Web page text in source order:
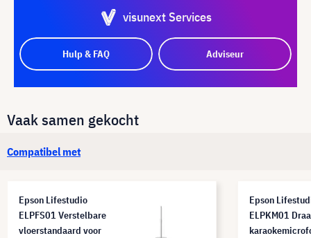
visunext Services
Hulp & FAQ Adviseur
Vaak samen gekocht
Compatibel met
Epson Lifestudio
ELPFS01 Verstelbare
vloerstandaard voor
Epson
ELPKM01